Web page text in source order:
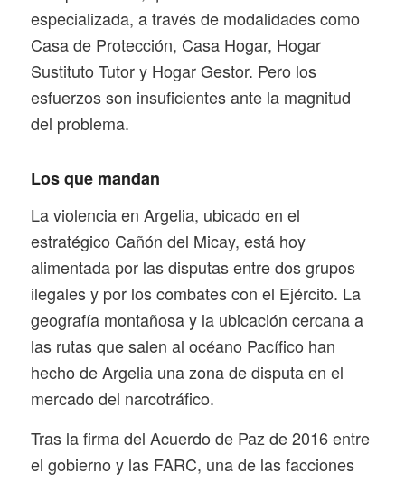
especializada, a través de modalidades como
Casa de Protección, Casa Hogar, Hogar
Sustituto Tutor y Hogar Gestor. Pero los
esfuerzos son insuficientes ante la magnitud
del problema.
Los que mandan
La violencia en Argelia, ubicado en el
estratégico Cañón del Micay, está hoy
alimentada por las disputas entre dos grupos
ilegales y por los combates con el Ejército. La
geografía montañosa y la ubicación cercana a
las rutas que salen al océano Pacífico han
hecho de Argelia una zona de disputa en el
mercado del narcotráfico.
Tras la firma del Acuerdo de Paz de 2016 entre
el gobierno y las FARC, una de las facciones